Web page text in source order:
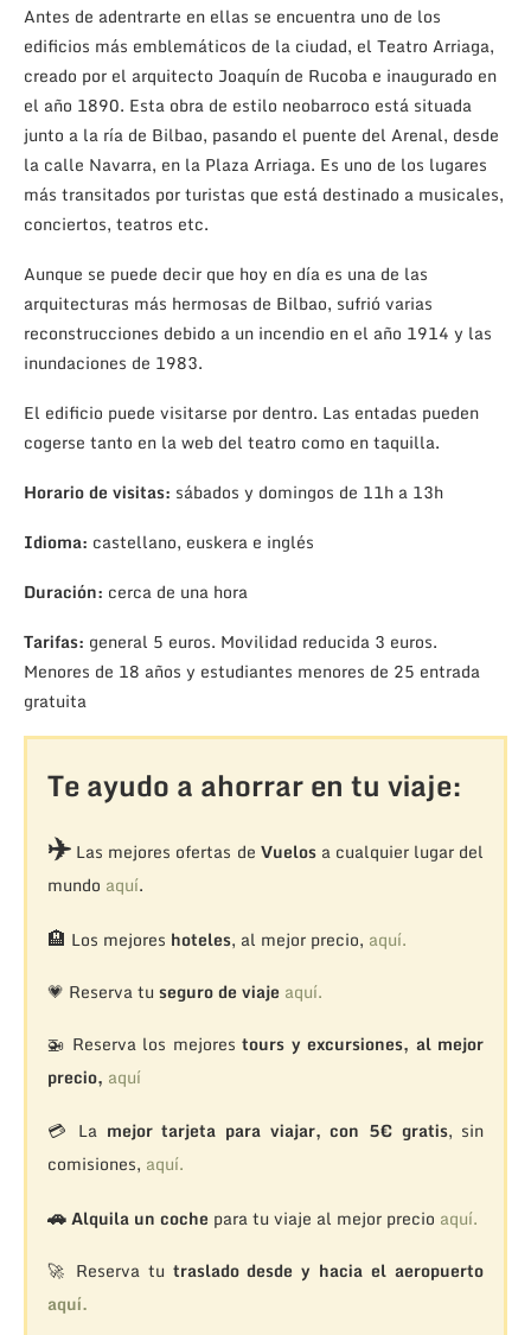
Antes de adentrarte en ellas se encuentra uno de los
edificios más emblemáticos de la ciudad, el Teatro Arriaga,
creado por el arquitecto Joaquín de Rucoba e inaugurado en
el año 1890. Esta obra de estilo neobarroco está situada
junto a la ría de Bilbao, pasando el puente del Arenal, desde
la calle Navarra, en la Plaza Arriaga. Es uno de los lugares
más transitados por turistas que está destinado a musicales,
conciertos, teatros etc.
Aunque se puede decir que hoy en día es una de las
arquitecturas más hermosas de Bilbao, sufrió varias
reconstrucciones debido a un incendio en el año 1914 y las
inundaciones de 1983.
El edificio puede visitarse por dentro. Las entadas pueden
cogerse tanto en la web del teatro como en taquilla.
Horario de visitas: sábados y domingos de 11h a 13h
Idioma: castellano, euskera e inglés
Duración: cerca de una hora
Tarifas: general 5 euros. Movilidad reducida 3 euros.
Menores de 18 años y estudiantes menores de 25 entrada
gratuita
Te ayudo a ahorrar en tu viaje:
✈️Las mejores ofertas de Vuelosa cualquier lugar del
mundo aquí.
🏨 Los mejores hoteles, al mejor precio, aquí.
💗 Reserva tu seguro de viaje aquí.
🚁 Reserva los mejorestours y excursiones, al mejor
precio, aquí
💳 La mejor tarjeta para viajar, con 5€ gratis, sin
comisiones, aquí.
🚗Alquila un coche para tu viaje al mejor precio aquí.
🚀 Reserva tu traslado desde y hacia el aeropuerto
aquí.